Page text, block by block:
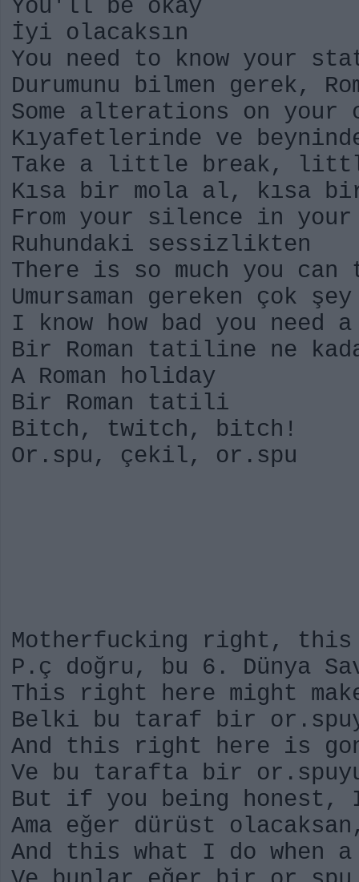
You'll be okay
İyi olacaksın
You need to know your
Durumunu bilmen gerek,
Some alterations on your
Kıyafetlerinde ve
Take a little break,
Kısa bir mola al, kısa
From your silence in
Ruhundaki sessizlikten
There is so much you
Umursaman gereken çok
I know how bad you need
Bir Roman tatiline ne
A Roman holiday
Bir Roman tatili
Bitch, twitch, bitch!
Or.spu, çekil, or.spu
Motherfucking right, this
P.ç doğru, bu 6. Dünya
This right here might
Belki bu taraf bir
And this right here is
Ve bu tarafta bir
But if you being honest,
Ama eğer dürüst
And this what I do when